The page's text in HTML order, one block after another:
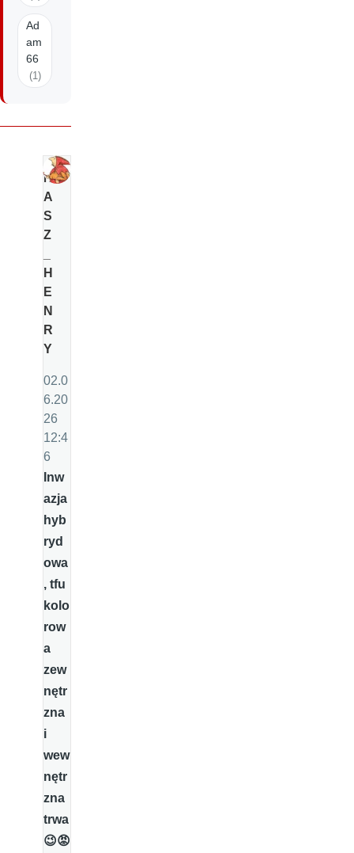
Ad
am
66
(1)
N
A
S
Z
H
E
N
R
Y
02.0
6.20
26
12:4
6
Inw
azja
hyb
ryd
owa
, tfu
kolo
row
a
zew
nętr
zna
i
wew
nętr
zna
trwa
😉😡